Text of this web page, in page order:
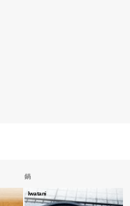
鍋
Iwatani